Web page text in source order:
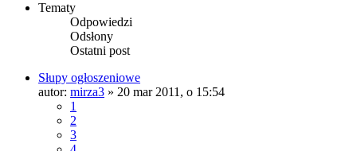
Tematy
Odpowiedzi
Odsłony
Ostatni post
Słupy ogłoszeniowe
autor: mirza3 » 20 mar 2011, o 15:54
1
2
3